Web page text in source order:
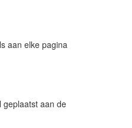
aan elke pagina
geplaatst aan de